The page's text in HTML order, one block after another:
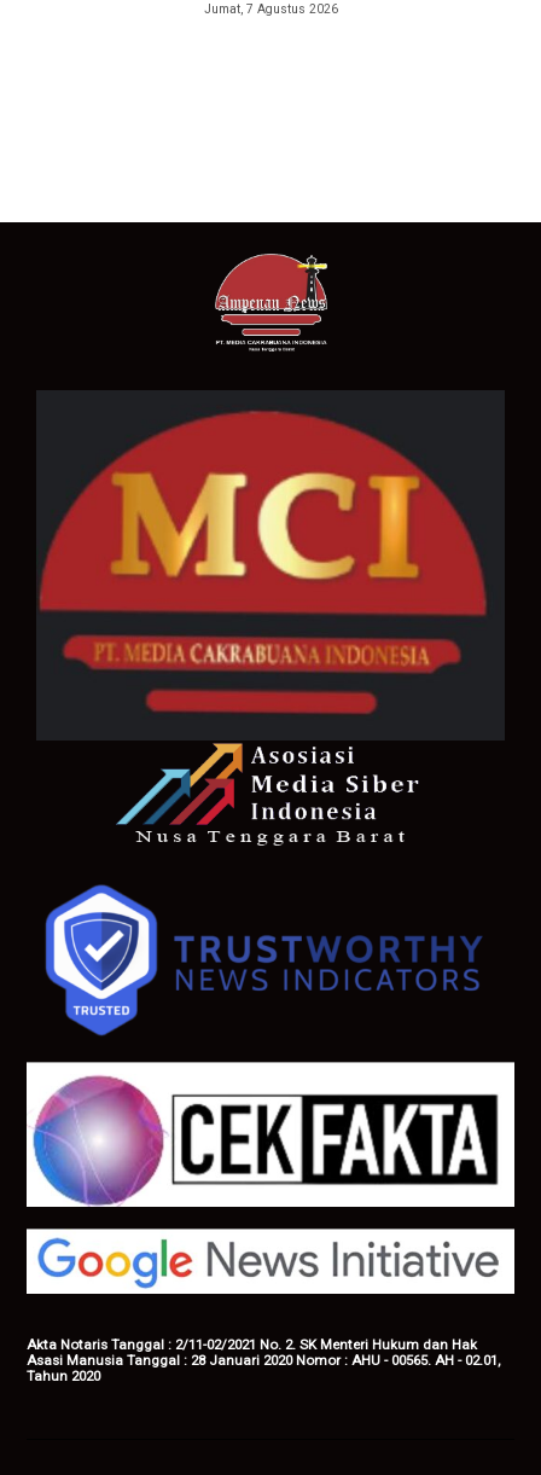
Jumat, 7 Agustus 2026
Akta Notaris Tanggal : 2/11-02/2021 No. 2. SK Menteri Hukum dan Hak
Asasi Manusia Tanggal : 28 Januari 2020 Nomor : AHU - 00565. AH - 02.01,
Tahun 2020